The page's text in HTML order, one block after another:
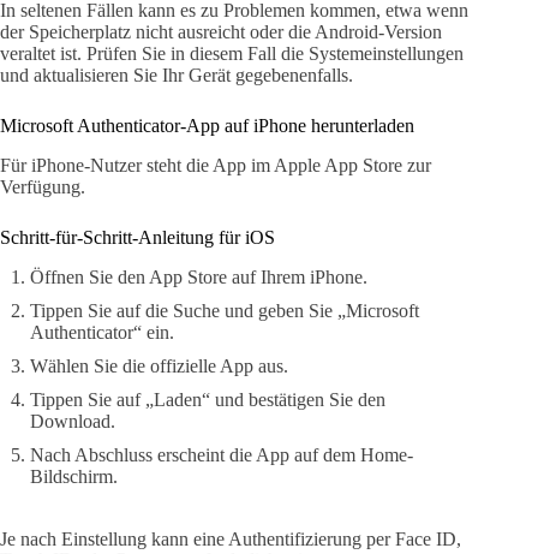
In seltenen Fällen kann es zu Problemen kommen, etwa wenn
der Speicherplatz nicht ausreicht oder die Android-Version
veraltet ist. Prüfen Sie in diesem Fall die Systemeinstellungen
und aktualisieren Sie Ihr Gerät gegebenenfalls.
Microsoft Authenticator-App auf iPhone herunterladen
Für iPhone-Nutzer steht die App im Apple App Store zur
Verfügung.
Schritt-für-Schritt-Anleitung für iOS
Öffnen Sie den App Store auf Ihrem iPhone.
Tippen Sie auf die Suche und geben Sie „Microsoft
Authenticator“ ein.
Wählen Sie die offizielle App aus.
Tippen Sie auf „Laden“ und bestätigen Sie den
Download.
Nach Abschluss erscheint die App auf dem Home-
Bildschirm.
Je nach Einstellung kann eine Authentifizierung per Face ID,